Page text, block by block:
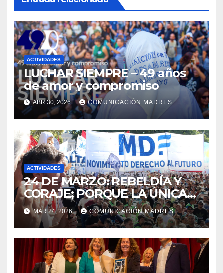
ACTIVIDADES
LUCHAR SIEMPRE – 49 años
de amor y compromiso
ABR 30, 2026 COMUNICACIÓN MADRES
ACTIVIDADES
24 DE MARZO: REBELDÍA Y
CORAJE; PORQUE LA ÚNICA
LUCHA QUE SE PIERDE ES LA
QUE SE ABANDONA
MAR 24, 2026 COMUNICACIÓN MADRES